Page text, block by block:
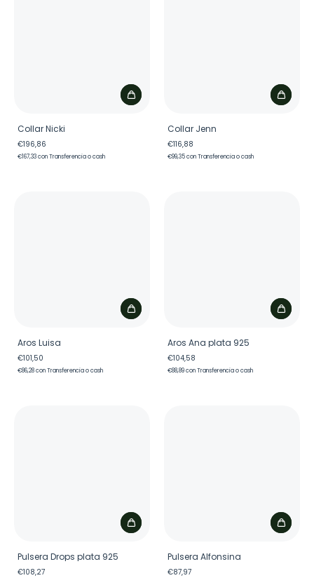
Collar Nicki
€196,86
€167,33conTransferencia o cash
Collar Jenn
€116,88
€99,35conTransferencia o cash
Aros Luisa
€101,50
€86,28conTransferencia o cash
Aros Ana plata 925
€104,58
€88,89conTransferencia o cash
Pulsera Drops plata 925
€108,27
Pulsera Alfonsina
€87,97